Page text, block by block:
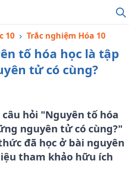
10 Trắc nghiệm Hóa 10
tố hóa học là tập
tử có cùng?
hỏi "Nguyên tố hóa
nguyên tử có cùng?"
đã học ở bài nguyên
tham khảo hữu ích